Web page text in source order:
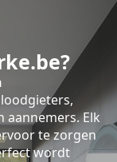
aannemers. Elk
te zorgen
wordt